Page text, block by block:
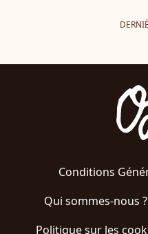
Conditions
Qui sommes-nous ?
Politique sur les